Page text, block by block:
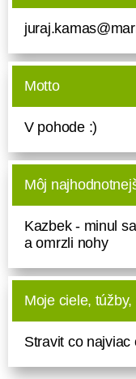
Motto
V pohode :)
Môj
Kazbek - minul
a omrzli nohy
Moje ciele, túžby,
Stravit co